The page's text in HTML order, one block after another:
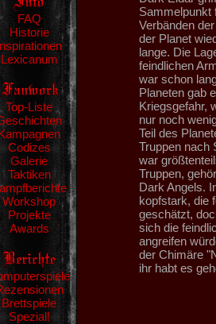
FAQ
Historie
Lexicanum
Top-Liste
Codizes
Galerie
Taktiken
Workshop
Projekte
Awards
Brettspiele
Spezial!
Sammelpunkt
Verbänden
der Planet
lange. Die
feindlichen
war schon
Planeten gab
Kriegsgefahr,
nur noch
Teil des
Truppen nach
war
Truppen,
Dark Angels.
kopfstark, die
geschätzt,
sich die
angreifen
der Chimäre
ihr habt es